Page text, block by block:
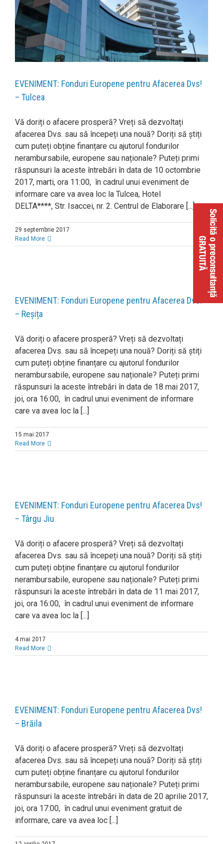
EVENIMENT: Fonduri Europene pentru Afacerea Dvs!
– Tulcea
Vă doriți o afacere prosperă? Vreți să dezvoltați
afacerea Dvs. sau să începeți una nouă? Doriți să știți
cum puteți obține finanțare cu ajutorul fondurilor
nerambursabile, europene sau naționale? Puteți primi
răspunsuri la aceste întrebări în data de 10 octombrie
2017, marti, ora 11:00, în cadrul unui eveniment de
informare care va avea loc la Tulcea, Hotel
DELTA****, Str. Isaccei, nr. 2. Centrul de Elaborare [...]
29 septembrie 2017
Read More
EVENIMENT: Fonduri Europene pentru Afacerea Dvs!
– Reșița
Vă doriți o afacere prosperă? Vreți să dezvoltați
afacerea Dvs. sau să începeți una nouă? Doriți să știți
cum puteți obține finanțare cu ajutorul fondurilor
nerambursabile, europene sau naționale? Puteți primi
răspunsuri la aceste întrebări în data de 18 mai 2017,
joi, ora 16:00, în cadrul unui eveniment de informare
care va avea loc la [...]
15 mai 2017
Read More
EVENIMENT: Fonduri Europene pentru Afacerea Dvs!
– Târgu Jiu
Vă doriți o afacere prosperă? Vreți să dezvoltați
afacerea Dvs. sau să începeți una nouă? Doriți să știți
cum puteți obține finanțare cu ajutorul fondurilor
nerambursabile, europene sau naționale? Puteți primi
răspunsuri la aceste întrebări în data de 11 mai 2017,
joi, ora 16:00, în cadrul unui eveniment de informare
care va avea loc la [...]
4 mai 2017
Read More
EVENIMENT: Fonduri Europene pentru Afacerea Dvs!
– Brăila
Vă doriți o afacere prosperă? Vreți să dezvoltați
afacerea Dvs. sau să începeți una nouă? Doriți să știți
cum puteți obține finanțare cu ajutorul fondurilor
nerambursabile, europene sau naționale? Puteți primi
răspunsuri la aceste întrebări în data de 20 aprilie 2017,
joi, ora 17:00, în cadrul unui eveniment gratuit de
informare, care va avea loc [...]